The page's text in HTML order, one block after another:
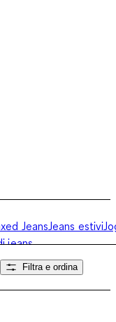
JeansJeans estivi
jeans
Filtra e ordina